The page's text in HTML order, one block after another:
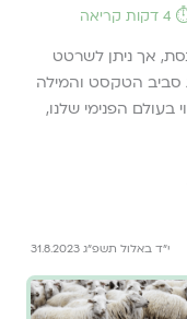
קריאה
אך ניתן לשרטט
סביב הטקסט והמילה
הפנימי שלנו,
י״ד באלול תשפ״ג 31.8.2023